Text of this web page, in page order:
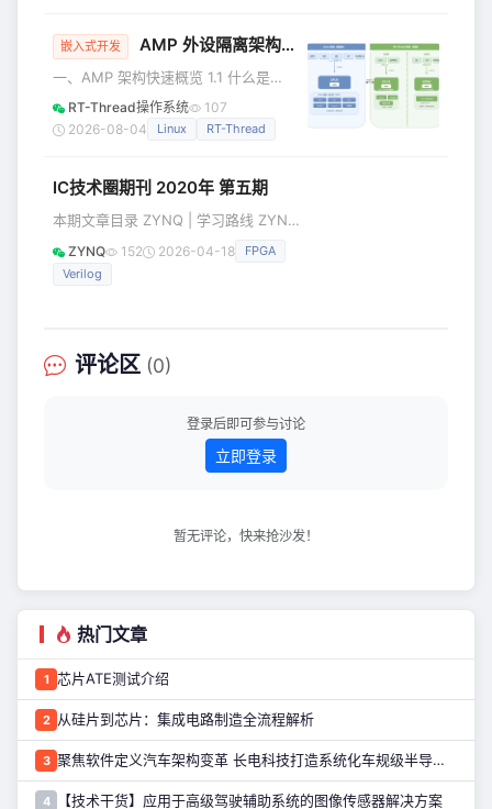
input [9:0] B, output reg [10:0] C
); always @ ( pose
嵌入式开发 AMP 外设隔离架构： Linux与 RT-Thread 的异
一、AMP 架构快速概览 1.1 什么是
AMP？ AMP（Asymmetric
Multiprocessing，非对称多处理） 是
称多处理）不同，AMP 为每个操作系统
分配专属的 CPU 核心、内存空间和外设
资源，各子系统之间物理隔离、互不干
扰。 在工业嵌入式领域，AMP 架构完美
解决了 “实时性” 与 “丰富生态” 这对矛
RT-Thread操作系统
107
2026-08-04
Linux RT-Thread
IC技术圈期刊 2020年 第五期
本期文章目录 ZYNQ | 学习路线 ZYNQ
点击阅读 ZYNQ 关于Timing Exception
Design #约束 点击阅读 码农的假期
Verilog有什么奇技淫巧？ Verilog
读 探究FPGA 读书笔记 | Design Rot -1
IC设计 点击阅读 icsoc 构建ic知识体系
ZYNQ 152 2026-04-18
FPGA
Verilog
评论区 (0)
登录后即可参与讨论
立即登录
暂无评论，快来抢沙发！
热门文章
1 芯片ATE测试介绍
2 从硅片到芯片：集成电路制造全流程解析
3 聚焦软件定义汽车架构变革 长电科技打造系统化车规级半导体封测能力
4 【技术干货】应用于高级驾驶辅助系统的图像传感器解决方案